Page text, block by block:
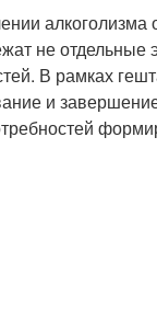
алкоголизма
не
В рамках
и завершение